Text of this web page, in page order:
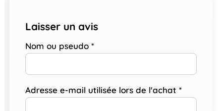
Laisser un avis
Nom ou pseudo *
Adresse e-mail utilisée lors de l'achat *